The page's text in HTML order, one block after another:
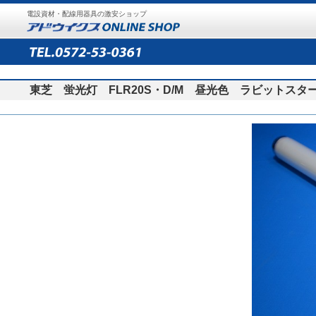
電設資材・配線用器具の激安ショップ
東芝 蛍光灯 FLR20S・D/M 昼光色 ラビットスタ